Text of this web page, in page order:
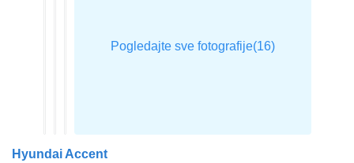
Hyundai Accent